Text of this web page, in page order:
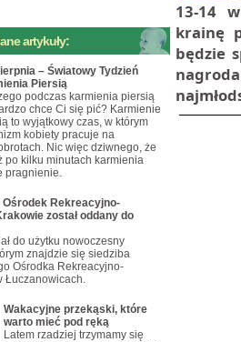
13-14
krainę
będzie
artykuły:
– Światowy Tydzień
Piersią
podczas karmienia piersią
chce Ci się pić? Karmienie
to wyjątkowy czas, w którym
kobiety pracuje na
Nic więc dziwnego, że
po kilku minutach karmienia
pragnienie.
Ośrodek Rekreacyjno-
został oddany do
do użytku nowoczesny
znajdzie się siedziba
Ośrodka Rekreacyjno-
Łuczanowicach.
Wakacyjne przekąski, które
warto mieć pod ręką
Latem rzadziej trzymamy się